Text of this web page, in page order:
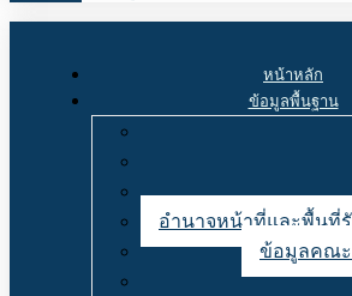
หน้าหลัก
ข้อมูลพื้นฐาน
อำนาจหน้าที่และพื้นที่
ข้อมูลคณะ